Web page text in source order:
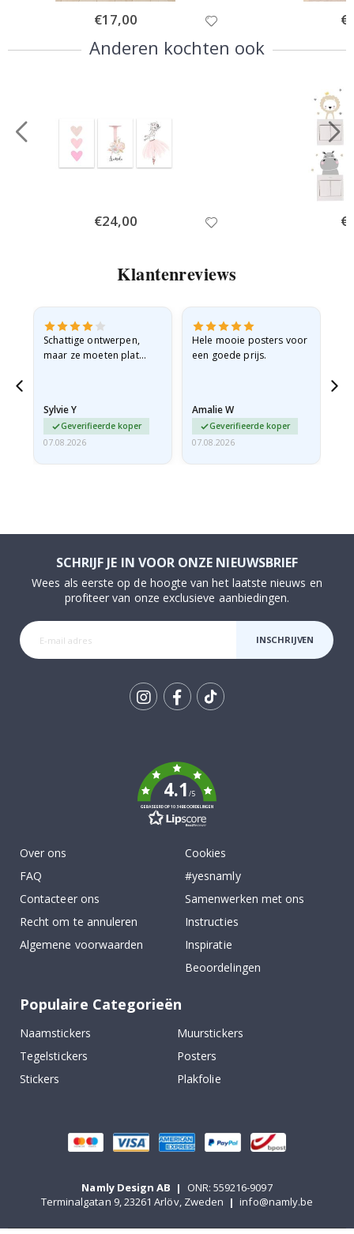
Special
Price
€17,00
Anderen kochten ook
Special
Price
€24,00
Klantenreviews
Schattige ontwerpen,
maar ze moeten plat
beetje…
Sylvie Y
Geverifieerde koper
07.08.2026
Hele mooie posters voor
een goede prijs.
Amalie W
Geverifieerde koper
07.08.2026
SCHRIJF JE IN VOOR ONZE NIEUWSBRIEF
Wees als eerste op de hoogte van het laatste nieuws en
profiteer van onze exclusieve aanbiedingen.
INSCHRIJVEN
4.1/5
GEBASEERD OP 1034 BEOORDELINGEN
Over ons
FAQ
Contacteer ons
Recht om te annuleren
Algemene voorwaarden
Cookies
#yesnamly
Samenwerken met ons
Instructies
Inspiratie
Beoordelingen
Populaire Categorieën
Naamstickers
Muurstickers
Tegelstickers
Posters
Stickers
Plakfolie
Namly Design AB |
ONR: 559216-9097
Terminalgatan 9, 23261 Arlöv, Zweden | info@namly.be